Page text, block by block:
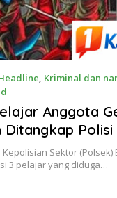
, Kriminal dan
Anggota
Ditangkap Polisi
Sektor (Polsek)
3 pelajar yang diduga…